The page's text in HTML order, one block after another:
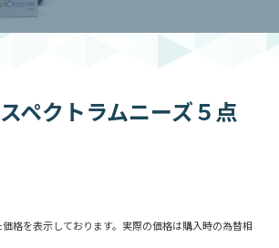
ペクトラムニーズ５点
格を表示しております。実際の価格は購入時の為替相